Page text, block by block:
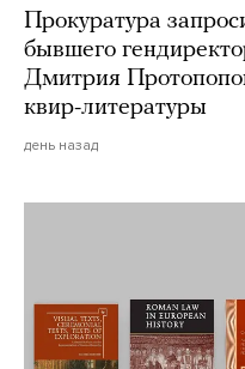
Прокуратура
бывшего
Дмитрия
квир-литературы
день назад